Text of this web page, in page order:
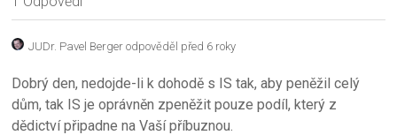
JUDr. Pavel Bergerodpověděl před 6 roky
Dobrý den, nedojde-li k dohodě s IS tak, aby peněžil celý
dům, tak IS je oprávněn zpeněžit pouze podíl, který z
dědictví připadne na Vaší příbuznou.